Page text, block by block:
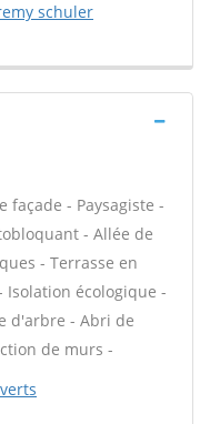
schuler
façade - Paysagiste -
- Allée de
- Terrasse en
Isolation écologique -
d'arbre - Abri de
de murs -